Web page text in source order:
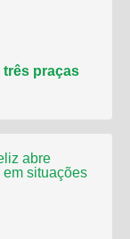
três praças